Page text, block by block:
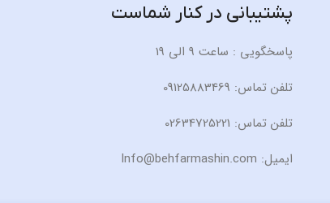
پشتیبانی در کنار شماست
پاسخگویی : ساعت 9 الی 19
تلفن تماس: 09125883469
تلفن تماس: 02634725221
ایمیل: Info@behfarmashin.com